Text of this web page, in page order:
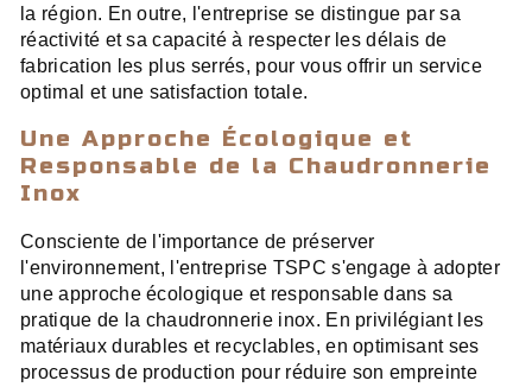
la région. En outre, l'entreprise se distingue par sa
réactivité et sa capacité à respecter les délais de
fabrication les plus serrés, pour vous offrir un service
optimal et une satisfaction totale.
Une Approche Écologique et
Responsable de la Chaudronnerie
Inox
Consciente de l'importance de préserver
l'environnement, l'entreprise TSPC s'engage à adopter
une approche écologique et responsable dans sa
pratique de la chaudronnerie inox. En privilégiant les
matériaux durables et recyclables, en optimisant ses
processus de production pour réduire son empreinte